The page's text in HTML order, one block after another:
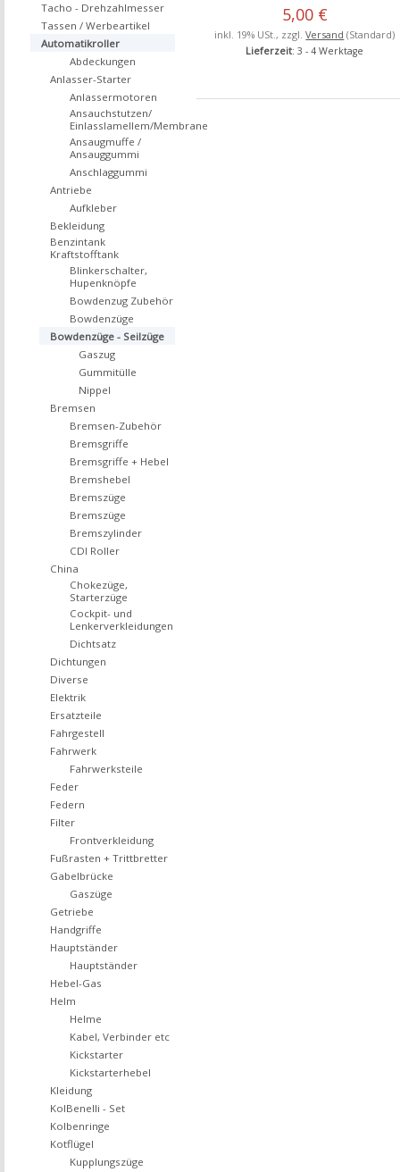
5,00 €
inkl. 19% USt., zzgl.Versand (Standard)
Lieferzeit: 3 - 4 Werktage
Tacho - Drehzahlmesser
Tassen / Werbeartikel
Automatikroller
Abdeckungen
Anlasser-Starter
Anlassermotoren
Ansauchstutzen/
Einlasslamellem/Membrane
Ansaugmuffe /
Ansauggummi
Anschlaggummi
Antriebe
Aufkleber
Bekleidung
Benzintank
Kraftstofftank
Blinkerschalter,
Hupenknöpfe
Bowdenzug Zubehör
Bowdenzüge
Bowdenzüge - Seilzüge
Gaszug
Gummitülle
Nippel
Bremsen
Bremsen-Zubehör
Bremsgriffe
Bremsgriffe + Hebel
Bremshebel
Bremszüge
Bremszüge
Bremszylinder
CDI Roller
China
Chokezüge,
Starterzüge
Cockpit- und
Lenkerverkleidungen
Dichtsatz
Dichtungen
Diverse
Elektrik
Ersatzteile
Fahrgestell
Fahrwerk
Fahrwerksteile
Feder
Federn
Filter
Frontverkleidung
Fußrasten + Trittbretter
Gabelbrücke
Gaszüge
Getriebe
Handgriffe
Hauptständer
Hauptständer
Hebel-Gas
Helm
Helme
Kabel, Verbinder etc
Kickstarter
Kickstarterhebel
Kleidung
KolBenelli - Set
Kolbenringe
Kotflügel
Kupplungszüge